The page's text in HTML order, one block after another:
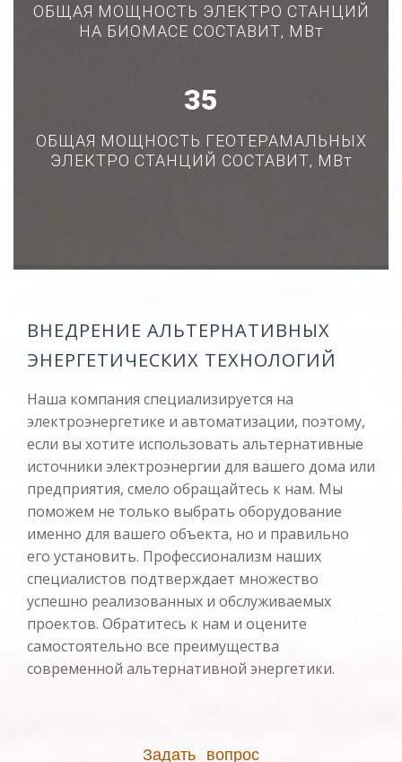
ОБЩАЯ МОЩНОСТЬ ЭЛЕКТРО СТАНЦИЙ
НА БИОМАСЕ СОСТАВИТ, МВт
44
ОБЩАЯ МОЩНОСТЬ ГЕОТЕРАМАЛЬНЫХ
ЭЛЕКТРО СТАНЦИЙ СОСТАВИТ, МВт
ВНЕДРЕНИЕ АЛЬТЕРНАТИВНЫХ
ЭНЕРГЕТИЧЕСКИХ ТЕХНОЛОГИЙ
Наша компания специализируется на
электроэнергетике и автоматизации, поэтому,
если вы хотите использовать альтернативные
источники электроэнергии для вашего дома или
предприятия, смело обращайтесь к нам. Мы
поможем не только выбрать оборудование
именно для вашего объекта, но и правильно
его установить. Профессионализм наших
специалистов подтверждает множество
успешно реализованных и обслуживаемых
проектов. Обратитесь к нам и оцените
самостоятельно все преимущества
современной альтернативной энергетики.
Задать вопрос